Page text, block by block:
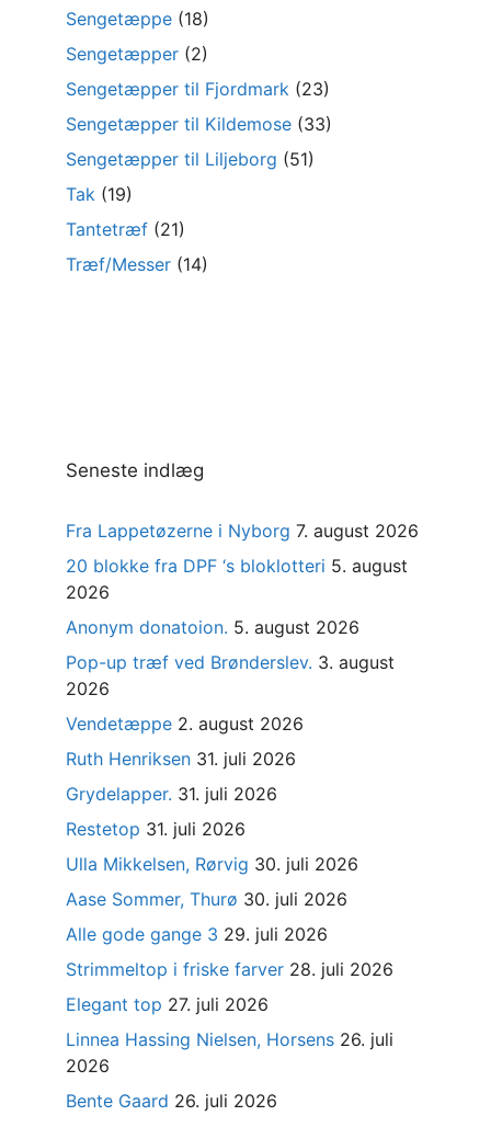
Sengetæppe (18)
Sengetæpper (2)
Sengetæpper til Fjordmark (23)
Sengetæpper til Kildemose (33)
Sengetæpper til Liljeborg (51)
Tak (19)
Tantetræf (21)
Træf/Messer (14)
Seneste indlæg
Fra Lappetøzerne i Nyborg 7. august 2026
20 blokke fra DPF ‘s bloklotteri 5. august
2026
Anonym donatoion. 5. august 2026
Pop-up træf ved Brønderslev. 3. august
2026
Vendetæppe 2. august 2026
Ruth Henriksen 31. juli 2026
Grydelapper. 31. juli 2026
Restetop 31. juli 2026
Ulla Mikkelsen, Rørvig 30. juli 2026
Aase Sommer, Thurø 30. juli 2026
Alle gode gange 3 29. juli 2026
Strimmeltop i friske farver 28. juli 2026
Elegant top 27. juli 2026
Linnea Hassing Nielsen, Horsens 26. juli
2026
Bente Gaard 26. juli 2026